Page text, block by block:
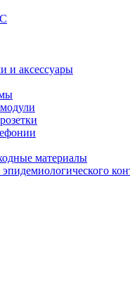
и аксессуары
материалы